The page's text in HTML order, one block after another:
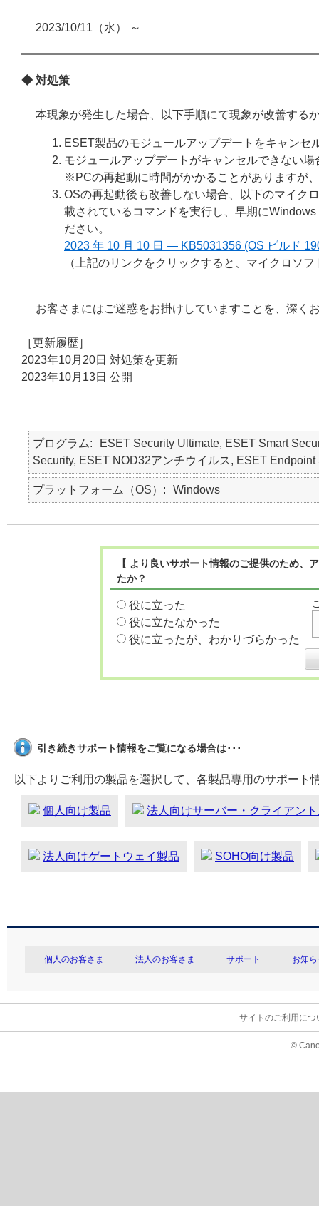
2023/10/11（水） ～
◆ 対処策
本現象が発生した場合、以下手順にて現象が改善する
ESET製品のモジュールアップデートをキャン
モジュールアップデートがキャンセルできない
※PCの再起動に時間がかかることがありますが
OSの再起動後も改善しない場合、以下のマイク
載されているコマンドを実行し、早期に
ださい。
2023 年 10 月 10 日 — KB5031356 (OS ビルド
（上記のリンクをクリックすると、マイクロソ
お客さまにはご迷惑をお掛けしていますことを、深く
［更新履歴］
2023年10月20日 対処策を更新
2023年10月13日 公開
プログラム
ESET Security Ultimate, ESET Smart
Security, ESET NOD32アンチウイルス, ESET
プラットフォーム（OS） Windows
【 より良いサポート情報のご提供のため
たか？
役に立った
役に立たなかった
役に立ったが、わかりづらかった
引き続きサポート情報をご覧になる場合は･･･
以下よりご利用の製品を選択して、各製品専用のサポート
個人向け製品 法人向けサーバー・クライアン
法人向けゲートウェイ製品 SOHO向け製品
個人のお客さま 法人のお客さま サポート お知
サイトのご利用につ
©